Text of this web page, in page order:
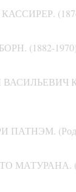
(1882-
ПАТНЭМ.
МАТУРАНА.